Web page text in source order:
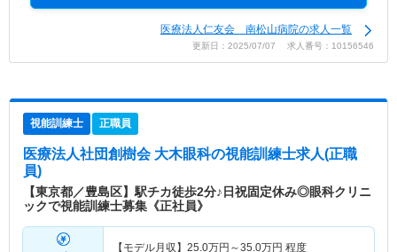
医療法人仁友会 南松山病院の求人一覧
更新日：2025/07/07 求人番号：10156546
視能訓練士 正職員
医療法人社団創樹会 大木眼科の視能訓練士求人(正職
員)
【東京都／豊島区】駅チカ徒歩2分♪日祝固定休み◎眼科クリニ
ックで視能訓練士募集《正社員》
【モデル月収】 25.0万円～35.0万円 程度